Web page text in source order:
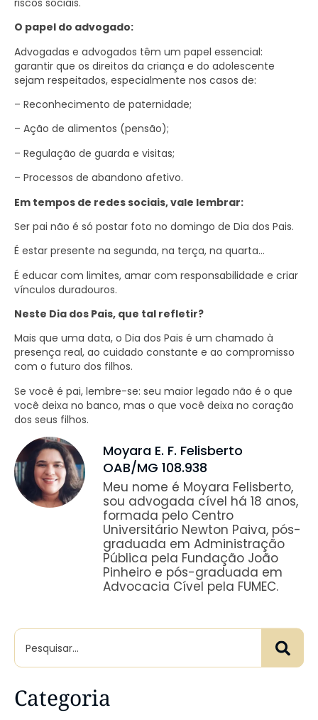
O papel do advogado:
Advogadas e advogados têm um papel essencial:
garantir que os direitos da criança e do adolescente
sejam respeitados, especialmente nos casos de:
– Reconhecimento de paternidade;
– Ação de alimentos (pensão);
– Regulação de guarda e visitas;
– Processos de abandono afetivo.
Em tempos de redes sociais, vale lembrar:
Ser pai não é só postar foto no domingo de Dia dos Pais.
É estar presente na segunda, na terça, na quarta…
É educar com limites, amar com responsabilidade e criar
vínculos duradouros.
Neste Dia dos Pais, que tal refletir?
Mais que uma data, o Dia dos Pais é um chamado à
presença real, ao cuidado constante e ao compromisso
com o futuro dos filhos.
Se você é pai, lembre-se: seu maior legado não é o que
você deixa no banco, mas o que você deixa no coração
dos seus filhos.
Moyara E. F. Felisberto
OAB/MG 108.938
Meu nome é Moyara Felisberto,
sou advogada cível há 18 anos,
formada pelo Centro
Universitário Newton Paiva, pós-
graduada em Administração
Pública pela Fundação João
Pinheiro e pós-graduada em
Advocacia Cível pela FUMEC.
Categoria